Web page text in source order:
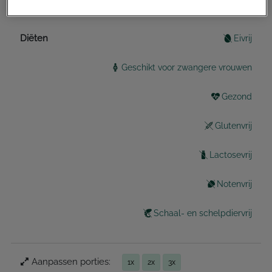
Diëten Eivrij
Geschikt voor zwangere vrouwen
Gezond
Glutenvrij
Lactosevrij
Notenvrij
Schaal- en schelpdiervrij
Aanpassen porties: 1x 2x 3x